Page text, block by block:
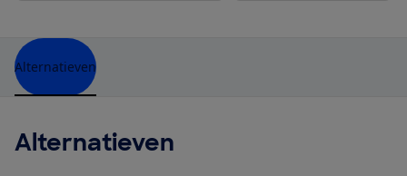
Alternatieven
Alternatieven